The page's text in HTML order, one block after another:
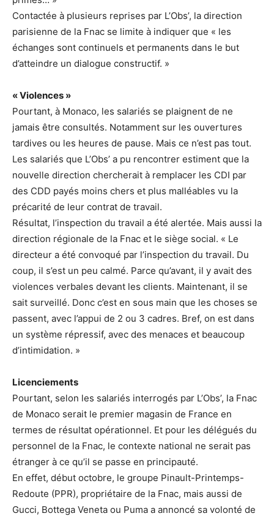
Contactée à plusieurs reprises par L’Obs’, la direction
parisienne de la Fnac se limite à indiquer que « les
échanges sont continuels et permanents dans le but
d’atteindre un dialogue constructif. »
« Violences »
Pourtant, à Monaco, les salariés se plaignent de ne
jamais être consultés. Notamment sur les ouvertures
tardives ou les heures de pause. Mais ce n’est pas tout.
Les salariés que L’Obs’ a pu rencontrer estiment que la
nouvelle direction chercherait à remplacer les CDI par
des CDD payés moins chers et plus malléables vu la
précarité de leur contrat de travail.
Résultat, l’inspection du travail a été alertée. Mais aussi la
direction régionale de la Fnac et le siège social. « Le
directeur a été convoqué par l’inspection du travail. Du
coup, il s’est un peu calmé. Parce qu’avant, il y avait des
violences verbales devant les clients. Maintenant, il se
sait surveillé. Donc c’est en sous main que les choses se
passent, avec l’appui de 2 ou 3 cadres. Bref, on est dans
un système répressif, avec des menaces et beaucoup
d’intimidation. »
Licenciements
Pourtant, selon les salariés interrogés par L’Obs’, la Fnac
de Monaco serait le premier magasin de France en
termes de résultat opérationnel. Et pour les délégués du
personnel de la Fnac, le contexte national ne serait pas
étranger à ce qu’il se passe en principauté.
En effet, début octobre, le groupe Pinault-Printemps-
Redoute (PPR), propriétaire de la Fnac, mais aussi de
Gucci, Bottega Veneta ou Puma a annoncé sa volonté de